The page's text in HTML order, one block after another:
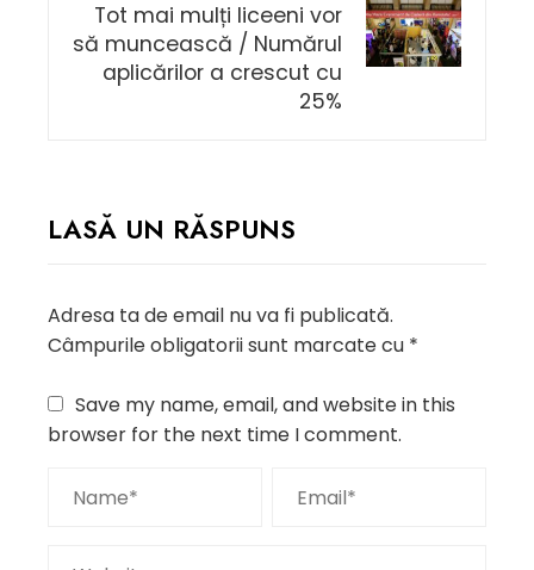
Tot mai mulți liceeni vor
să muncească / Numărul
aplicărilor a crescut cu
25%
LASĂ UN RĂSPUNS
Adresa ta de email nu va fi publicată.
Câmpurile obligatorii sunt marcate cu *
Save my name, email, and website in this
browser for the next time I comment.